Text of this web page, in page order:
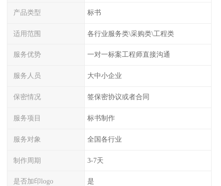
产品类型 标书
适用范围 各行业服务类\采购类\工程类
服务优势 一对一标案工程师直接沟通
服务人员 大中小企业
保密情况 签保密协议或者合同
服务项目 标书制作
服务对象 全国各行业
制作周期 3-7天
是否加印logo 是